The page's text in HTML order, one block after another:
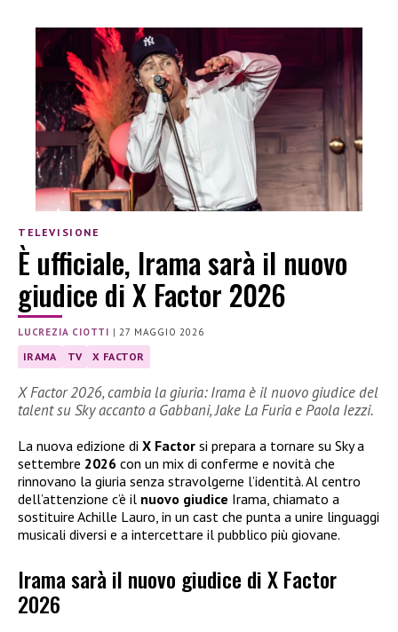
TELEVISIONE
È ufficiale, Irama sarà il nuovo
giudice di X Factor 2026
LUCREZIA CIOTTI |27 MAGGIO 2026
IRAMA TV X FACTOR
X Factor 2026, cambia la giuria: Irama è il nuovo giudice del
talent su Sky accanto a Gabbani, Jake La Furia e Paola Iezzi.
La nuova edizione di X Factor si prepara a tornare su Sky a
settembre 2026 con un mix di conferme e novità che
rinnovano la giuria senza stravolgerne l’identità. Al centro
dell’attenzione c’è il nuovo giudice Irama, chiamato a
sostituire Achille Lauro, in un cast che punta a unire linguaggi
musicali diversi e a intercettare il pubblico più giovane.
Irama sarà il nuovo giudice di X Factor
2026